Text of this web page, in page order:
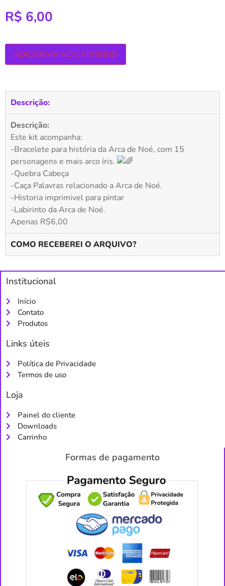
R$ 6,00
ADICIONAR AO CARRINHO
Descrição:
Descrição:
Este kit acompanha:
-Bracelete para história da Arca de Noé, com 15
personagens e mais arco íris.
-Quebra Cabeça
-Caça Palavras relacionado a Arca de Noé.
-Historia imprimivel para pintar
-Labirinto da Arca de Noé.
Apenas R$6,00
COMO RECEBEREI O ARQUIVO?
Institucional
Início
Contato
Produtos
Links úteis
Política de Privacidade
Termos de uso
Loja
Painel do cliente
Downloads
Carrinho
Formas de pagamento